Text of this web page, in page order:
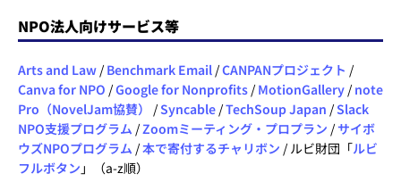
NPO法人向けサービス等
Arts and Law / Benchmark Email /CANPANプロジェクト /
Canva for NPO /Google for Nonprofits / MotionGallery / note
Pro（NovelJam協賛）
/Syncable /TechSoup Japan /Slack
NPO支援プログラム /Zoomミーティング・プロプラン /サイボ
ウズNPOプログラム /本で寄付するチャリボン / ルビ財団「ルビ
フルボタン 」（a-z順）